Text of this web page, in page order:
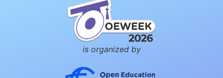
is organized by